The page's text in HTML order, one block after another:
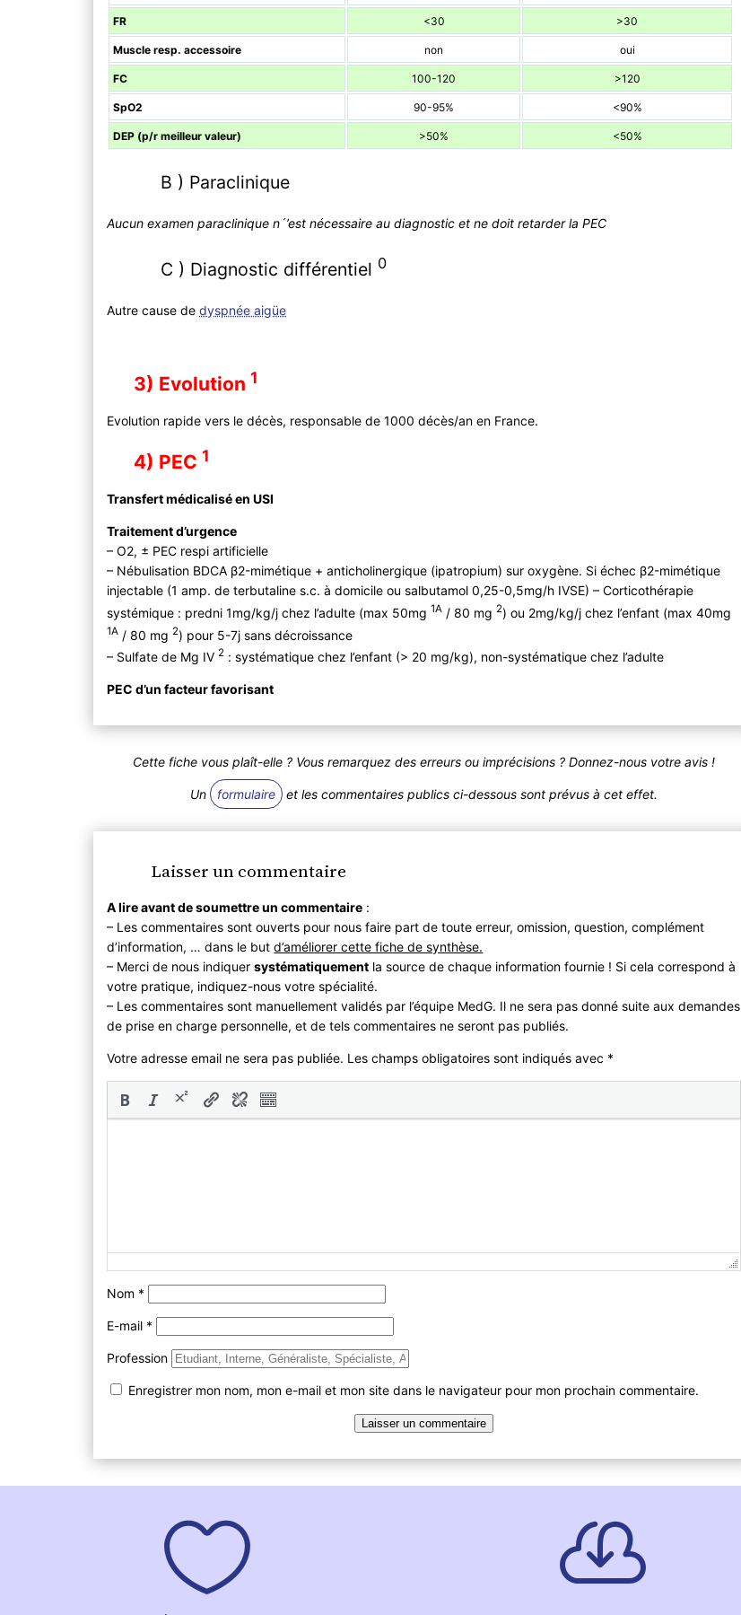
FR <30 >30
Muscle resp. accessoire non oui
FC 100-120 >120
SpO2 90-95% <90%
DEP (p/r meilleur valeur) >50% <50%
B ) Paraclinique
Aucun examen paraclinique n´’est nécessaire au diagnostic et ne doit retarder la PEC
C ) Diagnostic différentiel 0
Autre cause dedyspnée aigüe
3) Evolution 1
Evolution rapide vers le décès, responsable de 1000 décès/an en France.
4) PEC 1
Transfert médicalisé en USI
Traitement d’urgence
– O2, ± PEC respi artificielle
– Nébulisation BDCA β2-mimétique + anticholinergique (ipatropium) sur oxygène. Si échec β2-mimétique
injectable (1 amp. de terbutaline s.c. à domicile ou salbutamol 0,25-0,5mg/h IVSE) – Corticothérapie
systémique : predni 1mg/kg/j chez l’adulte (max 50mg 1A / 80 mg2) ou 2mg/kg/j chez l’enfant (max 40mg
1A / 80 mg2) pour 5-7j sans décroissance
– Sulfate de Mg IV2 : systématique chez l’enfant (> 20 mg/kg), non-systématique chez l’adulte
PEC d’un facteur favorisant
Cette fiche vous plaît-elle ? Vous remarquez des erreurs ou imprécisions ? Donnez-nous votre avis !
Un formulaire et les commentaires publics ci-dessous sont prévus à cet effet.
Laisser un commentaire
A lire avant de soumettre un commentaire :
– Les commentaires sont ouverts pour nous faire part de toute erreur, omission, question, complément
d’information, … dans le butd’améliorer cette fiche de synthèse.
– Merci de nous indiquersystématiquement la source de chaque information fournie ! Si cela correspond à
votre pratique, indiquez-nous votre spécialité.
– Les commentaires sont manuellement validés par l’équipe MedG. Il ne sera pas donné suite aux demandes
de prise en charge personnelle, et de tels commentaires ne seront pas publiés.
Votre adresse email ne sera pas publiée. Les champs obligatoires sont indiqués avec *
Nom *
E-mail *
Profession
Enregistrer mon nom, mon e-mail et mon site dans le navigateur pour mon prochain commentaire.